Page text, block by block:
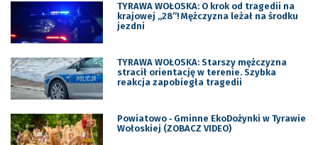
TYRAWA WOŁOSKA: O krok od tragedii na
krajowej „28”! Mężczyzna leżał na środku
jezdni
TYRAWA WOŁOSKA: Starszy mężczyzna
stracił orientację w terenie. Szybka
reakcja zapobiegła tragedii
Powiatowo ‑ Gminne EkoDożynki w Tyrawie
Wołoskiej (ZOBACZ VIDEO)